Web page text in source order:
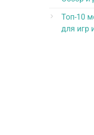
Топ-10
для игр